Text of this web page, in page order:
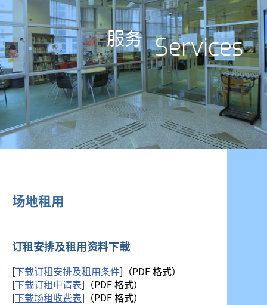
服务 Services
场地租用
订租安排及租用资料下载
[下载订租安排及租用条件]（PDF 格式）
[下载订租申请表]（PDF 格式）
[下载场租收费表]（PDF 格式）